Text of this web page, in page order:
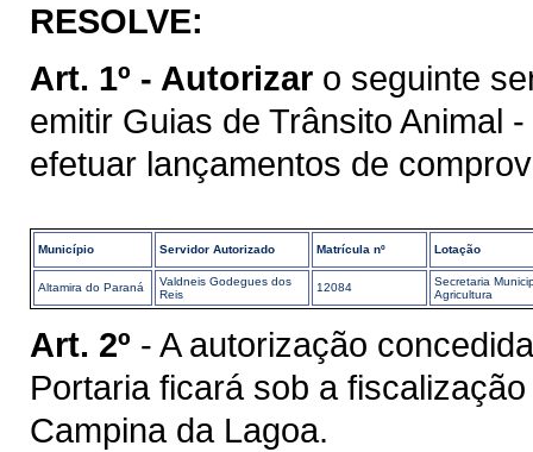
RESOLVE:
Art. 1º - Autorizar o seguinte
emitir Guias de Trânsito Animal
efetuar lançamentos de
Município Servidor Autorizado Matrícula nº Lotação
Altamira do Paraná
Valdneis Godegues dos
Reis
12084
Secretaria
Agricultura
Art. 2º - A autorização
Portaria ficará sob a
Campina da Lagoa.